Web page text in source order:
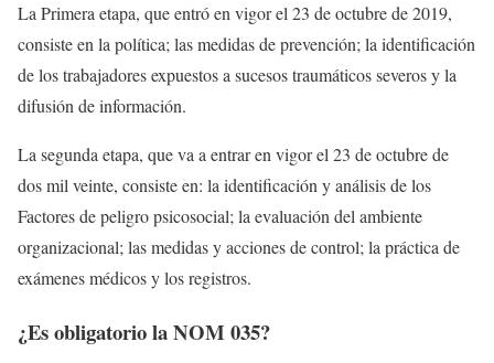
La Primera etapa, que entró en vigor el 23 de octubre de 2019,
consiste en la política; las medidas de prevención; la identificación
de los trabajadores expuestos a sucesos traumáticos severos y la
difusión de información.
La segunda etapa, que va a entrar en vigor el 23 de octubre de
dos mil veinte, consiste en: la identificación y análisis de los
Factores de peligro psicosocial; la evaluación del ambiente
organizacional; las medidas y acciones de control; la práctica de
exámenes médicos y los registros.
¿Es obligatorio la NOM 035?